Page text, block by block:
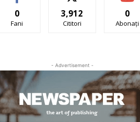
0
Fani
3,912
Cititori
0
Abonați
- Advertisement -